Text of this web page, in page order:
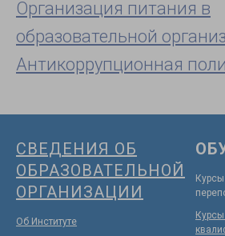
Организация питания в
образовательной
Антикоррупционная
СВЕДЕНИЯ ОБ
ОБРАЗОВАТЕЛЬНОЙ
ОРГАНИЗАЦИИ
Об Институте